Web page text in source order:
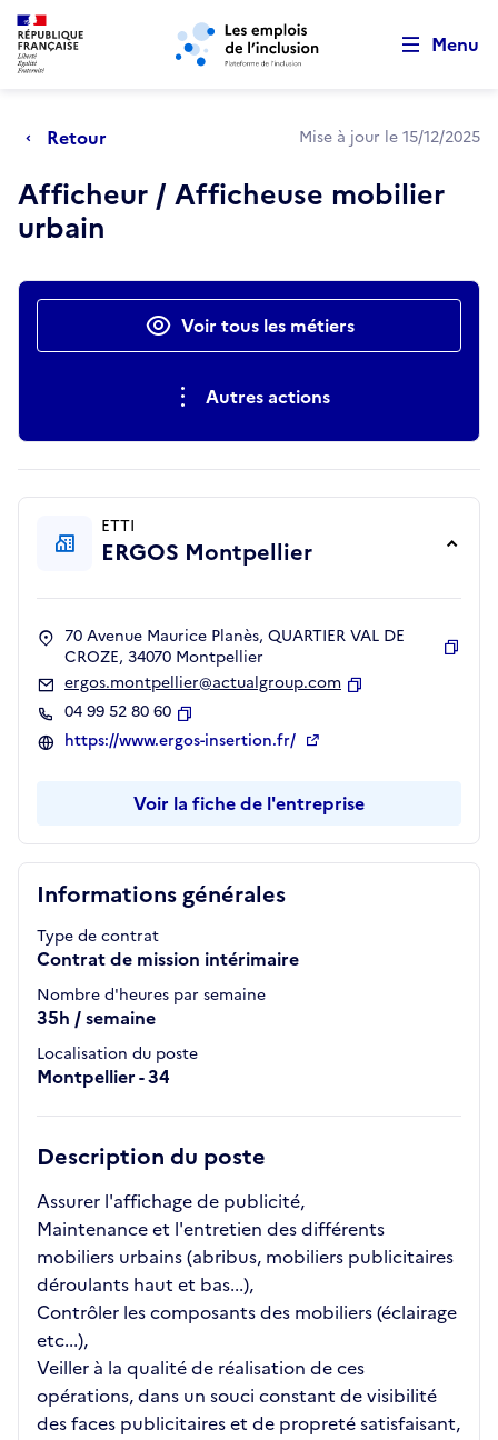
Aller au menu principal Aller au contenu principal
Menu
Retour Mise à jour le 15/12/2025
Afficheur / Afficheuse mobilier
urbain
Actions rapidesVoir tous les métiers
Autres actions
Informations générales
Type de contrat
Contrat de mission intérimaire
Nombre d'heures par semaine
35h / semaine
Localisation du poste
Montpellier - 34
Description du poste
Assurer l'affichage de publicité,
Maintenance et l'entretien des différents
mobiliers urbains (abribus, mobiliers publicitaires
déroulants haut et bas...),
Contrôler les composants des mobiliers (éclairage
etc...),
Veiller à la qualité de réalisation de ces
opérations, dans un souci constant de visibilité
des faces publicitaires et de propreté satisfaisant,
ETTI
ERGOS Montpellier
70 Avenue Maurice Planès, QUARTIER VAL DE
CROZE, 34070 Montpellier
ergos.montpellier@actualgroup.com
04 99 52 80 60
Copier
https://www.ergos-insertion.fr/
Voir la fiche de l'entreprise
Retour au début de la page
Panneau de gestion des cookies